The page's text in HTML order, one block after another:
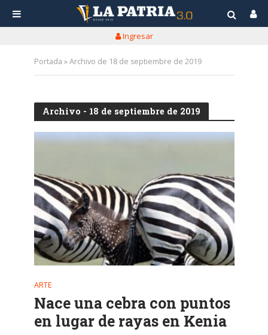
Ingresar
Portada »Archivo de 18 de septiembre de 2019
Archivo - 18 de septiembre de 2019
ARTE
Nace una cebra con puntos
en lugar de rayas en Kenia